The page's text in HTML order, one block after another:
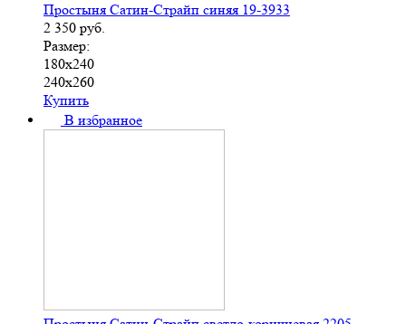
Простыня Сатин-Страйп синяя 19-3933
2 350 руб.
Размер:
180х240
240х260
Купить
В избранное